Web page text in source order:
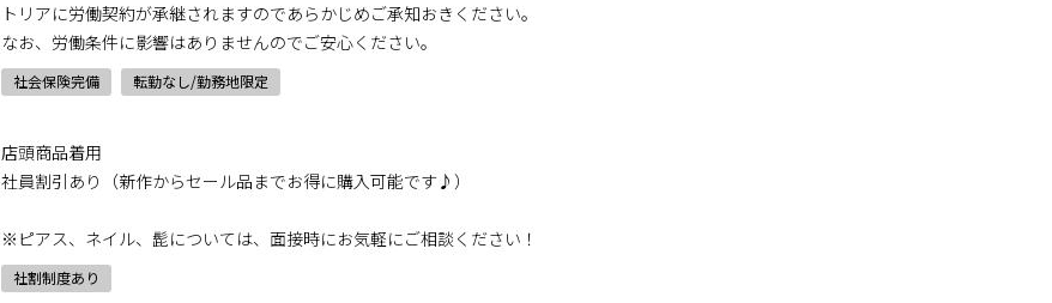
トリアに労働契約が承継されますのであらかじめご承知おきください。
なお、労働条件に影響はありませんのでご安心ください。
社会保険完備 転勤なし/勤務地限定
店頭商品着用
社員割引あり（新作からセール品までお得に購入可能です♪）
※ピアス、ネイル、髭については、面接時にお気軽にご相談ください！
社割制度あり